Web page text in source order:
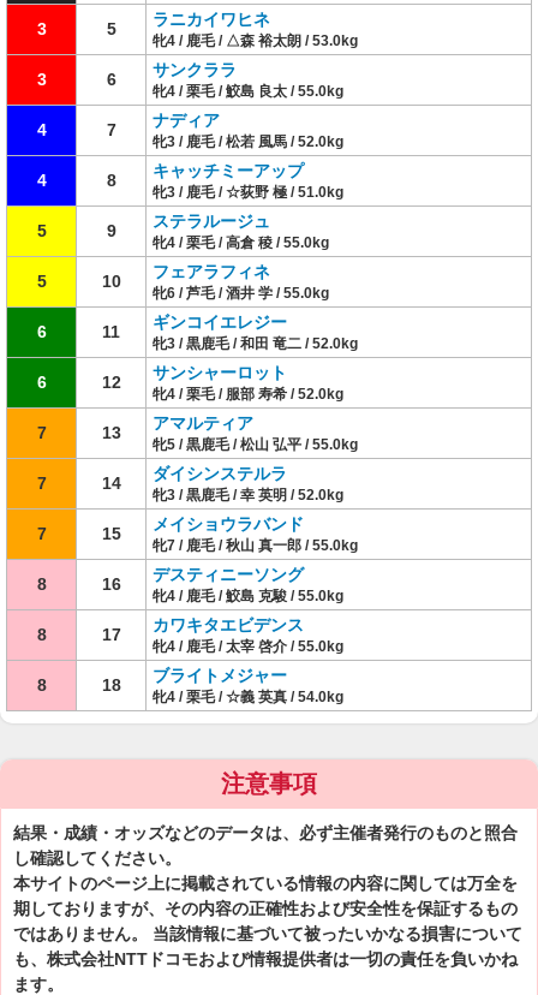
3 5 ラニカイワヒネ
牝4 / 鹿毛 / △森 裕太朗 / 53.0kg
3 6 サンクララ
牝4 / 栗毛 / 鮫島 良太 / 55.0kg
4 7 ナディア
牝3 / 鹿毛 / 松若 風馬 / 52.0kg
4 8 キャッチミーアップ
牝3 / 鹿毛 / ☆荻野 極 / 51.0kg
5 9 ステラルージュ
牝4 / 栗毛 / 高倉 稜 / 55.0kg
5 10 フェアラフィネ
牝6 / 芦毛 / 酒井 学 / 55.0kg
6 11 ギンコイエレジー
牝3 / 黒鹿毛 / 和田 竜二 / 52.0kg
6 12 サンシャーロット
牝4 / 栗毛 / 服部 寿希 / 52.0kg
7 13 アマルティア
牝5 / 黒鹿毛 / 松山 弘平 / 55.0kg
7 14 ダイシンステルラ
牝3 / 黒鹿毛 / 幸 英明 / 52.0kg
7 15 メイショウラバンド
牝7 / 鹿毛 / 秋山 真一郎 / 55.0kg
8 16 デスティニーソング
牝4 / 鹿毛 / 鮫島 克駿 / 55.0kg
8 17 カワキタエビデンス
牝4 / 鹿毛 / 太宰 啓介 / 55.0kg
8 18 ブライトメジャー
牝4 / 栗毛 / ☆義 英真 / 54.0kg
注意事項
結果・成績・オッズなどのデータは、必ず主催者発行のものと照合
し確認してください。
本サイトのページ上に掲載されている情報の内容に関しては万全を
期しておりますが、その内容の正確性および安全性を保証するもの
ではありません。 当該情報に基づいて被ったいかなる損害について
も、株式会社NTTドコモおよび情報提供者は一切の責任を負いかね
ます。